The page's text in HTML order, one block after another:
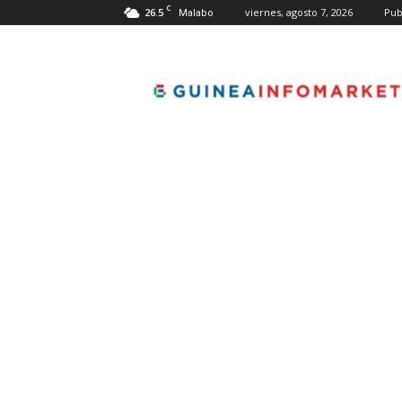
26.5 C Malabo viernes, agosto 7, 2026